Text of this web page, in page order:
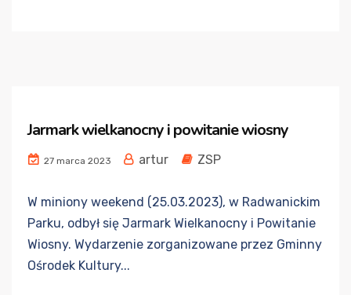
Jarmark wielkanocny i powitanie wiosny
27 marca 2023 artur ZSP
W miniony weekend (25.03.2023), w Radwanickim
Parku, odbył się Jarmark Wielkanocny i Powitanie
Wiosny. Wydarzenie zorganizowane przez Gminny
Ośrodek Kultury...